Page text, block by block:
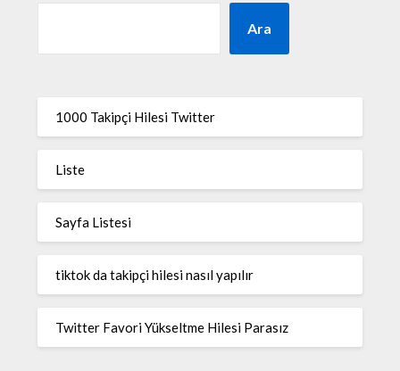
Ara
1000 Takipçi Hilesi Twitter
Liste
Sayfa Listesi
tiktok da takipçi hilesi nasıl yapılır
Twitter Favori Yükseltme Hilesi Parasız